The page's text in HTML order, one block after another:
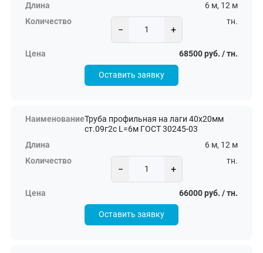
6 м, 12 м
− +
тн.
68500 руб. / тн.
Оставить заявку
Труба профильная на лаги 40х20мм
ст.09г2с L=6м ГОСТ 30245-03
6 м, 12 м
− +
тн.
66000 руб. / тн.
Оставить заявку